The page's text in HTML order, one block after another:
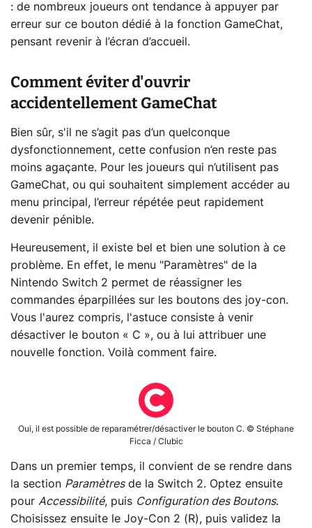
: de nombreux joueurs ont tendance à appuyer par
erreur sur ce bouton dédié à la fonction GameChat,
pensant revenir à l’écran d’accueil.
Comment éviter d'ouvrir
accidentellement GameChat
Bien sûr, s'il ne s’agit pas d’un quelconque
dysfonctionnement, cette confusion n’en reste pas
moins agaçante. Pour les joueurs qui n’utilisent pas
GameChat, ou qui souhaitent simplement accéder au
menu principal, l’erreur répétée peut rapidement
devenir pénible.
Heureusement, il existe bel et bien une solution à ce
problème. En effet, le menu "Paramètres" de la
Nintendo Switch 2 permet de réassigner les
commandes éparpillées sur les boutons des joy-con.
Vous l'aurez compris, l'astuce consiste à venir
désactiver le bouton « C », ou à lui attribuer une
nouvelle fonction. Voilà comment faire.
Oui, il est possible de reparamétrer/désactiver le bouton C. © Stéphane
Ficca / Clubic
Dans un premier temps, il convient de se rendre dans
la section Paramètresde la Switch 2. Optez ensuite
pour Accessibilité, puis Configuration des Boutons.
Choisissez ensuite le Joy-Con 2 (R), puis validez la